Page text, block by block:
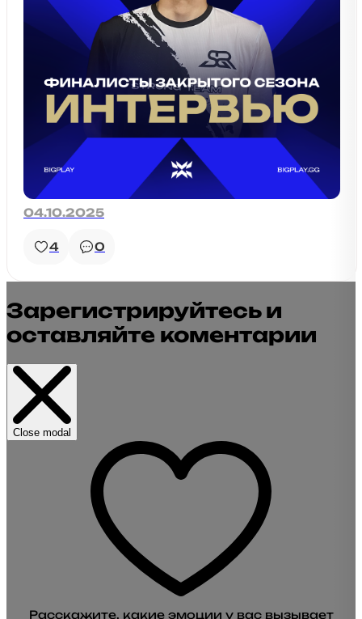
04.10.2025
4 0
Зарегистрируйтесь и
оставляйте коментарии
Close modal
Расскажите, какие эмоции у вас вызывает